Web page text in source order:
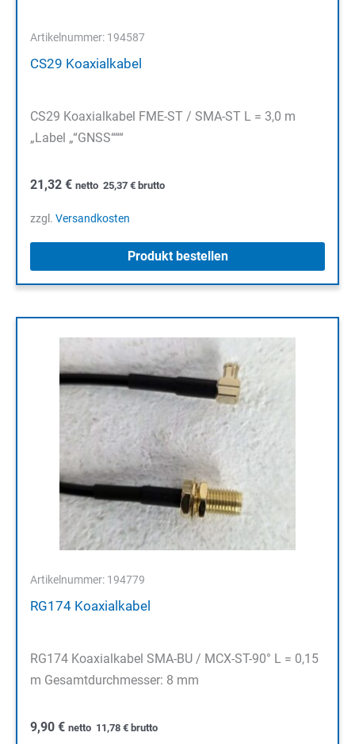
Artikelnummer: 194587
CS29 Koaxialkabel
CS29 Koaxialkabel FME-ST / SMA-ST L = 3,0 m
„Label „“GNSS“““
21,32 € netto 25,37 € brutto
zzgl. Versandkosten
Produkt bestellen
Artikelnummer: 194779
RG174 Koaxialkabel
RG174 Koaxialkabel SMA-BU / MCX-ST-90° L = 0,15
m Gesamtdurchmesser: 8 mm
9,90 € netto 11,78 € brutto